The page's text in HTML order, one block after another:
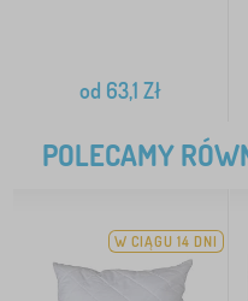
od 63,1 Zł
POLECAMY
W CIĄGU 14 DNI